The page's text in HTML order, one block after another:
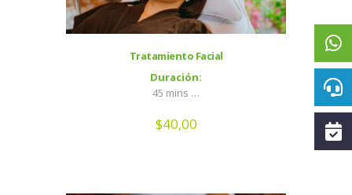
Tratamiento Facial
Duración:
45 mins …
$40,00